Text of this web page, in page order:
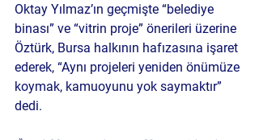
Oktay Yılmaz’ın geçmişte “belediye
binası” ve “vitrin proje” önerileri üzerine
Öztürk, Bursa halkının hafızasına işaret
ederek, “Aynı projeleri yeniden önümüze
koymak, kamuoyunu yok saymaktır”
dedi.